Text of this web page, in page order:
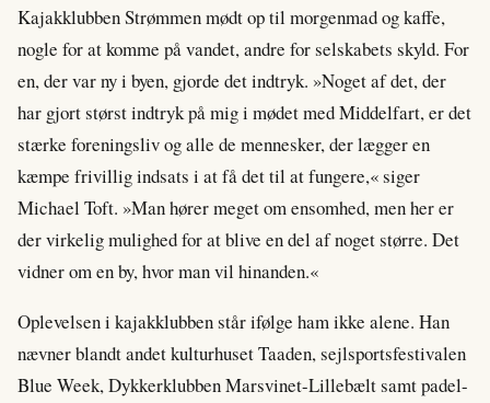
Kajakklubben Strømmen mødt op til morgenmad og kaffe,
nogle for at komme på vandet, andre for selskabets skyld. For
en, der var ny i byen, gjorde det indtryk. »Noget af det, der
har gjort størst indtryk på mig i mødet med Middelfart, er det
stærke foreningsliv og alle de mennesker, der lægger en
kæmpe frivillig indsats i at få det til at fungere,« siger
Michael Toft. »Man hører meget om ensomhed, men her er
der virkelig mulighed for at blive en del af noget større. Det
vidner om en by, hvor man vil hinanden.«
Oplevelsen i kajakklubben står ifølge ham ikke alene. Han
nævner blandt andet kulturhuset Taaden, sejlsportsfestivalen
Blue Week, Dykkerklubben Marsvinet-Lillebælt samt padel-